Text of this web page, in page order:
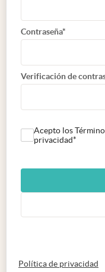
Contraseña*
Verificación de
Acepto los
privacidad*
Política de privacidad